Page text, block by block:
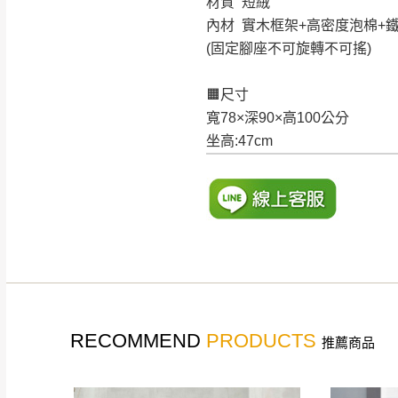
內材 實木框架+高密度泡棉+
(固定腳座不可旋轉不可搖)
🟧尺寸
寬78×深90×高100公分
坐高:47cm
RECOMMEND PRODUCTS 推薦商品